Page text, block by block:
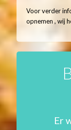
Voor verder
opnemen , wij
Er